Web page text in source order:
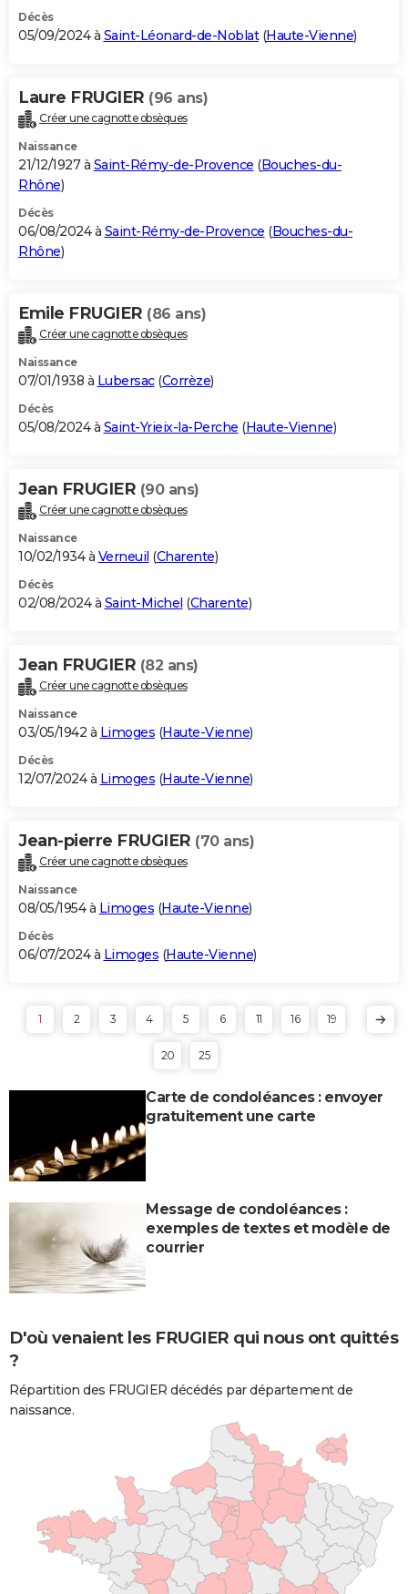
Décès
05/09/2024 à Saint-Léonard-de-Noblat(Haute-Vienne)
Laure FRUGIER (96 ans)
Créer une cagnotte obsèques
Naissance
21/12/1927 à Saint-Rémy-de-Provence (Bouches-du-
Rhône)
Décès
06/08/2024 à Saint-Rémy-de-Provence (Bouches-du-
Rhône)
Emile FRUGIER (86 ans)
Créer une cagnotte obsèques
Naissance
07/01/1938 à Lubersac(Corrèze)
Décès
05/08/2024 à Saint-Yrieix-la-Perche (Haute-Vienne)
Jean FRUGIER (90 ans)
Créer une cagnotte obsèques
Naissance
10/02/1934 à Verneuil (Charente)
Décès
02/08/2024 à Saint-Michel (Charente)
Jean FRUGIER (82 ans)
Créer une cagnotte obsèques
Naissance
03/05/1942 à Limoges (Haute-Vienne)
Décès
12/07/2024 à Limoges (Haute-Vienne)
Jean-pierre FRUGIER (70 ans)
Créer une cagnotte obsèques
Naissance
08/05/1954 à Limoges (Haute-Vienne)
Décès
06/07/2024 à Limoges (Haute-Vienne)
1 2 3 4 5 6 11 16 19
20 25
Carte de condoléances : envoyer
gratuitement une carte
Message de condoléances :
exemples de textes et modèle de
courrier
D'où venaient les FRUGIER qui nous ont quittés
?
Répartition des FRUGIER décédés par département de
naissance.